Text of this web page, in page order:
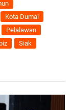
Kota Dumai
Pelalawan
Siak